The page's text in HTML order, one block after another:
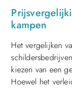
kampen
Het vergelijken
kiezen van een
Hoewel het